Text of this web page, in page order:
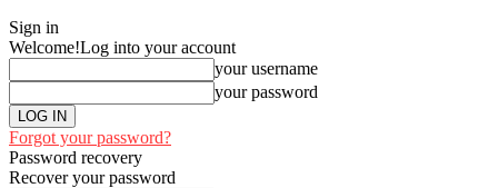
Sign in
Welcome!Log into your account
your username
your password
Forgot your password?
Password recovery
Recover your password